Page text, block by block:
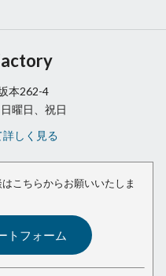
本262-4
曜日、祝日
しく見る
こちらからお願いいたしま
トフォーム